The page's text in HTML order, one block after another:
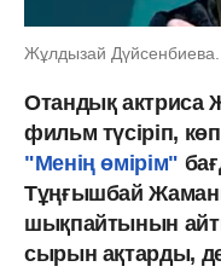
Жұлдызай
Отандық актриса
фильм түсіріп,
"Менің өмірім"
Тұңғышбай
шықпайтынын
сырын ақтарды,